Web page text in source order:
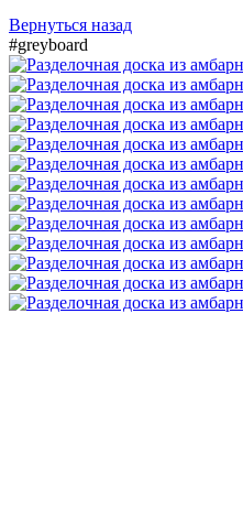
Вернуться назад
#greyboard